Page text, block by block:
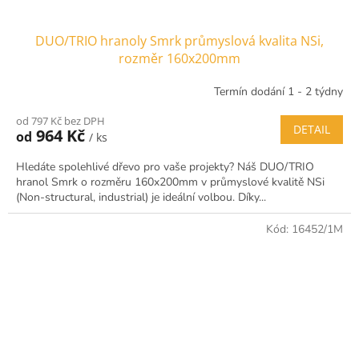
DUO/TRIO hranoly Smrk průmyslová kvalita NSi,
rozměr 160x200mm
Termín dodání 1 - 2 týdny
od 797 Kč bez DPH
od 964 Kč / ks
DETAIL
Hledáte spolehlivé dřevo pro vaše projekty? Náš DUO/TRIO
hranol Smrk o rozměru 160x200mm v průmyslové kvalitě NSi
(Non-structural, industrial) je ideální volbou. Díky...
Kód: 16452/1M